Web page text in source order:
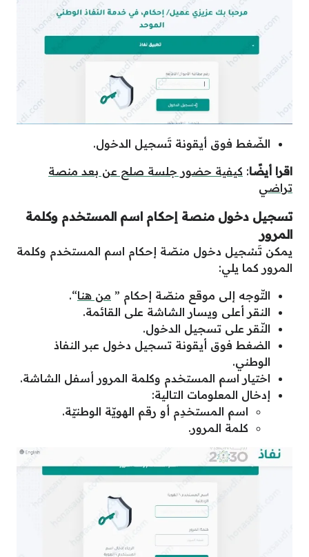
الضّغط فوق أيقونة تَسجيل الدخول.
اقرا أيضًا: كيفية حضور جلسة صلح عن بعد منصة
تراضي
تسجيل دخول منصة إحكام اسم المستخدم وكلمة
المرور
يمكن تَسْجيل دخول منصّة إحكام اسم المستخدم وكلمة
المرور كما يلي:
التّوجه إلى موقع منصّة إحكام ” من هنا“.
النقر أعلى ويسار الشاشة على القائمة.
النّقر على تسجيل الدخول.
الضغط فوق أيقونة تسجيل دخول عبر النفاذ
الوطني.
اختيار اسم المستخدم وكلمة المرور أسفل الشاشة.
إدخال المعلومات التالية:
اسم المستخدِم أو رقم الهويّة الوطنيّة.
كلمة المرور.